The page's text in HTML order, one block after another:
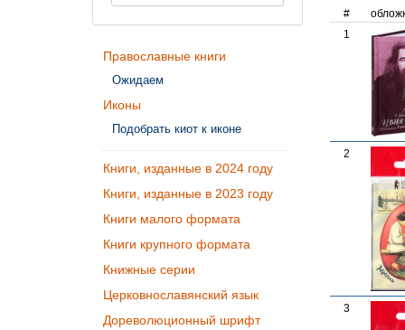
Православные книги
Ожидаем
Иконы
Подобрать киот к иконе
Книги, изданные в 2024 году
Книги, изданные в 2023 году
Книги малого формата
Книги крупного формата
Книжные серии
Церковнославянский язык
Дореволюционный шрифт
#
1
2
3